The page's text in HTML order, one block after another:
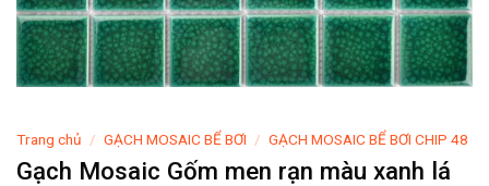
Trang chủ / GẠCH MOSAIC BỂ BƠI / GẠCH MOSAIC BỂ BƠI CHIP 48
Gạch Mosaic Gốm men rạn màu xanh lá